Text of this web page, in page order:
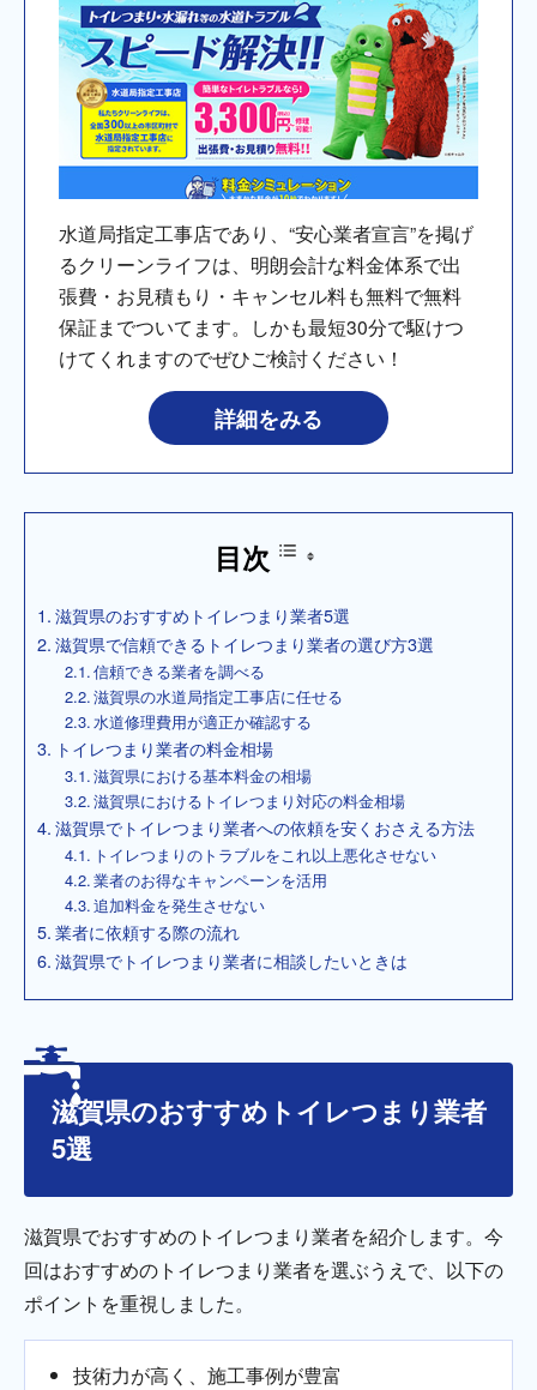
水道局指定工事店であり、“安心業者宣言”を掲げ
るクリーンライフは、明朗会計な料金体系で出
張費・お見積もり・キャンセル料も無料で無料
保証までついてます。しかも最短30分で駆けつ
けてくれますのでぜひご検討ください！
詳細をみる
目次
滋賀県のおすすめトイレつまり業者5選
滋賀県で信頼できるトイレつまり業者の選び方3選
信頼できる業者を調べる
滋賀県の水道局指定工事店に任せる
水道修理費用が適正か確認する
トイレつまり業者の料金相場
滋賀県における基本料金の相場
滋賀県におけるトイレつまり対応の料金相場
滋賀県でトイレつまり業者への依頼を安くおさえる方法
トイレつまりのトラブルをこれ以上悪化させない
業者のお得なキャンペーンを活用
追加料金を発生させない
業者に依頼する際の流れ
滋賀県でトイレつまり業者に相談したいときは
滋賀県のおすすめトイレつまり業者
5選
滋賀県でおすすめのトイレつまり業者を紹介します。今
回はおすすめのトイレつまり業者を選ぶうえで、以下の
ポイントを重視しました。
技術力が高く、施工事例が豊富